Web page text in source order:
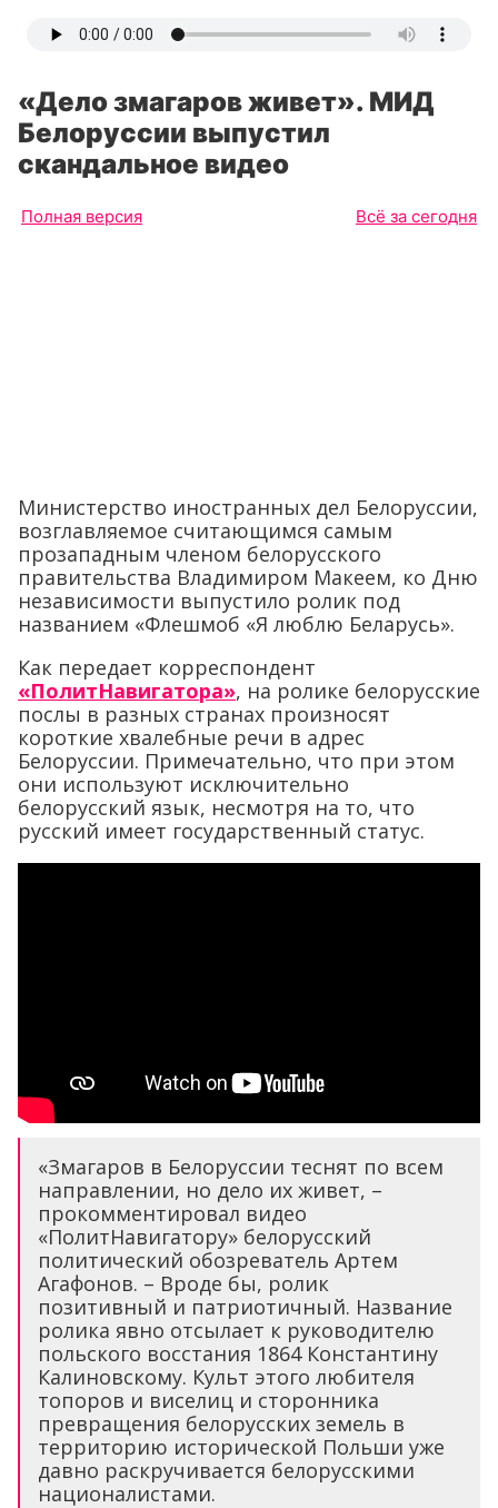
«Дело змагаров живет». МИД
Белоруссии выпустил
скандальное видео
Полная версия Всё за сегодня
Министерство иностранных дел Белоруссии,
возглавляемое считающимся самым
прозападным членом белорусского
правительства Владимиром Макеем, ко Дню
независимости выпустило ролик под
названием «Флешмоб «Я люблю Беларусь».
Как передает корреспондент
«ПолитНавигатора», на ролике белорусские
послы в разных странах произносят
короткие хвалебные речи в адрес
Белоруссии. Примечательно, что при этом
они используют исключительно
белорусский язык, несмотря на то, что
русский имеет государственный статус.
«Змагаров в Белоруссии теснят по всем
направлении, но дело их живет, –
прокомментировал видео
«ПолитНавигатору» белорусский
политический обозреватель Артем
Агафонов. – Вроде бы, ролик
позитивный и патриотичный. Название
ролика явно отсылает к руководителю
польского восстания 1864 Константину
Калиновскому. Культ этого любителя
топоров и виселиц и сторонника
превращения белорусских земель в
территорию исторической Польши уже
давно раскручивается белорусскими
националистами.